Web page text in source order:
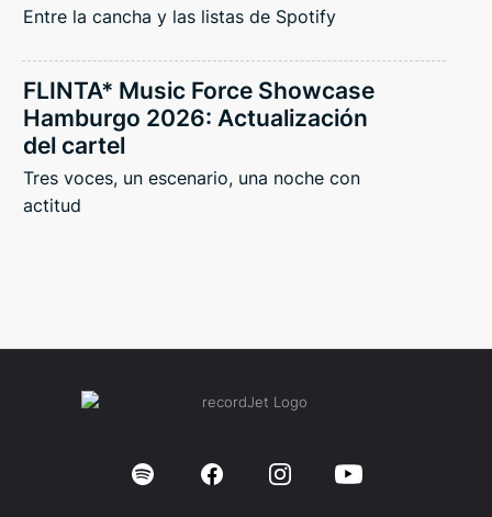
Entre la cancha y las listas de Spotify
FLINTA* Music Force Showcase
Hamburgo 2026: Actualización
del cartel
Tres voces, un escenario, una noche con
actitud